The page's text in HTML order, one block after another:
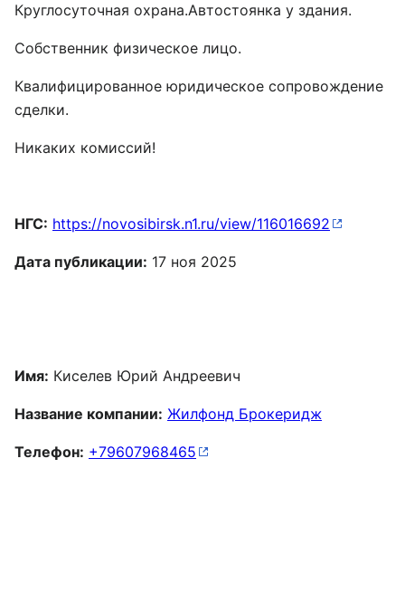
Круглосуточная охрана.Автостоянка у здания.
Собственник физическое лицо.
Квалифицированное юридическое сопровождение
сделки.
Никаких комиссий!
НГС: https://novosibirsk.n1.ru/view/116016692
Дата публикации: 17 ноя 2025
Имя: Киселев Юрий Андреевич
Название компании: Жилфонд Брокеридж
Телефон: +79607968465